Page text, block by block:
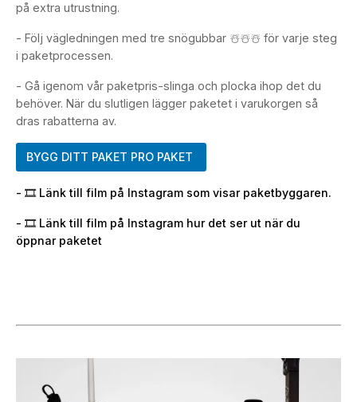
på extra utrustning.
- Följ vägledningen med tre snögubbar ☃️☃️☃️ för varje steg
i paketprocessen.
- Gå igenom vår paketpris-slinga och plocka ihop det du
behöver. När du slutligen lägger paketet i varukorgen så
dras rabatterna av.
BYGG DITT PAKET PRO PAKET
- 🎞️ Länk till film på Instagram som visar paketbyggaren.
- 🎞️ Länk till film på Instagram hur det ser ut när du
öppnar paketet